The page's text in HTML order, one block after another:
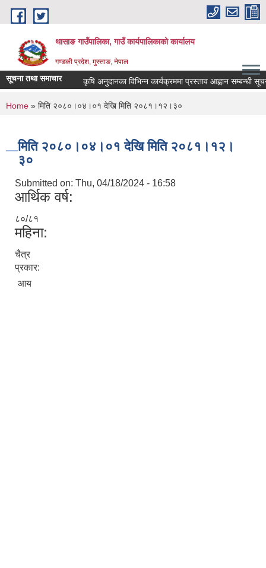
Skip to main content
थासाङ गाउँपालिका, गाउँ कार्यपालिकाको कार्यालय
गण्डकी प्रदेश, मुस्ताङ, नेपाल
सूचना तथा समाचार कृषि अनुदानका विभिन्न कार्यक्रममा प्रस्ताव आह्वान सम्बन्धी सूचना।
You are here
Home » मिति २०८०।०४।०१ देखि मिति २०८१।१२।३०
मिति २०८०।०४।०१ देखि मिति २०८१।१२।
३०
Submitted on: Thu, 04/18/2024 - 16:58
आर्थिक वर्ष:
८०/८१
महिना:
चैत्र
प्रकार:
आय